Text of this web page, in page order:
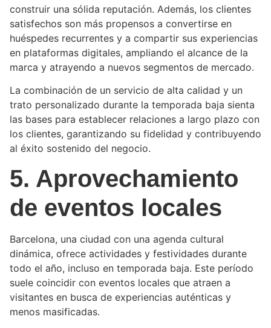
construir una sólida reputación. Además, los clientes
satisfechos son más propensos a convertirse en
huéspedes recurrentes y a compartir sus experiencias
en plataformas digitales, ampliando el alcance de la
marca y atrayendo a nuevos segmentos de mercado.
La combinación de un servicio de alta calidad y un
trato personalizado durante la temporada baja sienta
las bases para establecer relaciones a largo plazo con
los clientes, garantizando su fidelidad y contribuyendo
al éxito sostenido del negocio.
5. Aprovechamiento
de eventos locales
Barcelona, una ciudad con una agenda cultural
dinámica, ofrece actividades y festividades durante
todo el año, incluso en temporada baja. Este período
suele coincidir con eventos locales que atraen a
visitantes en busca de experiencias auténticas y
menos masificadas.